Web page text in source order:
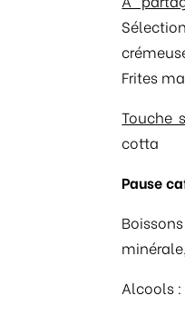
Frites
Touche
cotta
Pause
Alcools